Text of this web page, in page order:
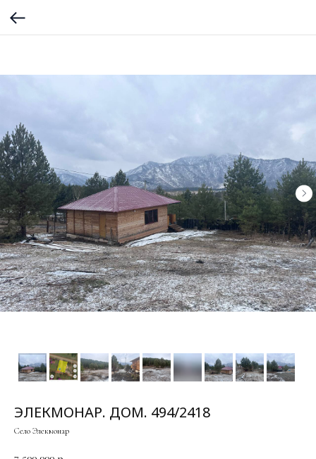
ЭЛЕКМОНАР. ДОМ. 494/2418
Село Элекмонар